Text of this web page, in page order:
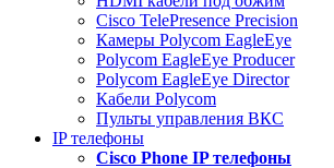
Cisco TelePresence Precision
Камеры Polycom EagleEye
Polycom EagleEye Producer
Polycom EagleEye Director
Кабели Polycom
Пульты управления ВКС
IP телефоны
Сisco Phone IP телефоны